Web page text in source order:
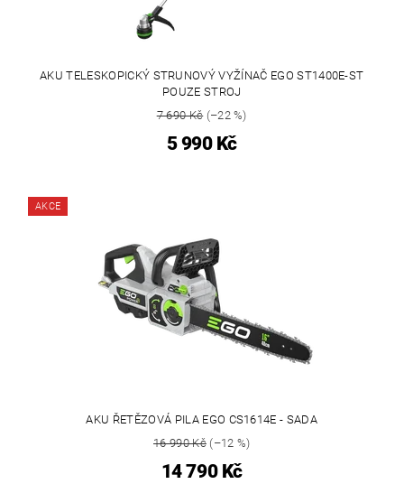
AKU TELESKOPICKÝ STRUNOVÝ VYŽÍNAČ EGO ST1400E-ST
POUZE STROJ
7 690 Kč(–22 %)
5 990 Kč
AKCE
AKU ŘETĚZOVÁ PILA EGO CS1614E - SADA
16 990 Kč(–12 %)
14 790 Kč